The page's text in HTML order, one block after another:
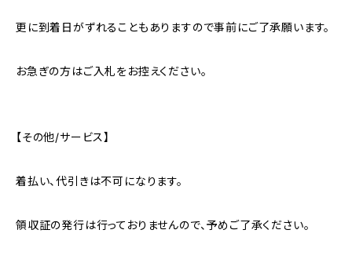
更に到着日がずれることもありますので事前にご了承願います。
お急ぎの方はご入札をお控えください。
【その他/サービス】
着払い、代引きは不可になります。
領収証の発行は行っておりませんので、予めご了承ください。